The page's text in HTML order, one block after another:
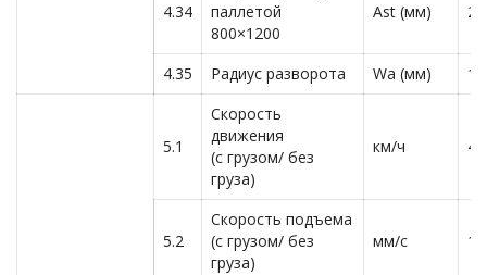
4.34
паллетой
800×1200
Ast (мм)
4.35 Радиус разворота Wa (мм)
5.1
Скорость
движения
(с грузом/ без
груза)
км/ч
5.2
Скорость подъема
(с грузом/ без
груза)
мм/с